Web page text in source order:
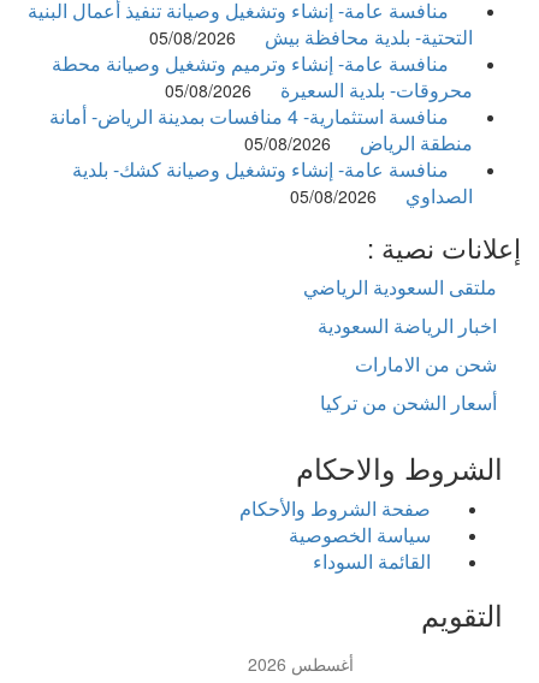
منافسة عامة- إنشاء وتشغيل وصيانة تنفيذ أعمال البنية
التحتية- بلدية محافظة بيش
05/08/2026
منافسة عامة- إنشاء وترميم وتشغيل وصيانة محطة
محروقات- بلدية السعيرة
05/08/2026
منافسة استثمارية- 4 منافسات بمدينة الرياض- أمانة
منطقة الرياض
05/08/2026
منافسة عامة- إنشاء وتشغيل وصيانة كشك- بلدية
الصداوي
05/08/2026
نصية :
ملتقى السعودية الرياضي
اخبار الرياضة السعودية
شحن من الامارات
أسعار الشحن من تركيا
الشروط والاحكام
صفحة الشروط والأحكام
سياسة الخصوصية
القائمة السوداء
التقويم
أغسطس 2026